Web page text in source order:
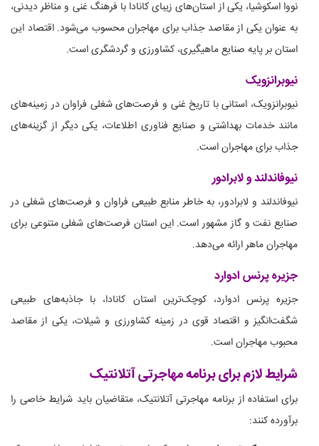
نووا اسکوشیا، یکی از استان‌های زیبای کانادا با فرهنگ غنی و مناظر دیدنی،
به عنوان یکی از مقاصد جذاب برای مهاجران محسوب می‌شود. اقتصاد این
استان بر پایه صنایع ماهیگیری، کشاورزی و گردشگری است.
نیوبرانزویک
نیوبرانزویک، استانی با تاریخ غنی و فرصت‌های شغلی فراوان در زمینه‌های
مانند خدمات بهداشتی و صنایع فناوری اطلاعات، یکی دیگر از گزینه‌های
جذاب برای مهاجران است.
نیوفاندلند و لابرادور
نیوفاندلند و لابرادور، به خاطر منابع طبیعی فراوان و فرصت‌های شغلی در
صنایع نفت و گاز مشهور است. این استان فرصت‌های شغلی متنوعی برای
مهاجران ماهر ارائه می‌دهد.
جزیره پرنس ادوارد
جزیره پرنس ادوارد، کوچک‌ترین استان کانادا، با جاذبه‌های طبیعی
شگفت‌انگیز و اقتصاد قوی در زمینه کشاورزی و شیلات، یکی از مقاصد
محبوب مهاجران است.
شرایط لازم برای برنامه مهاجرتی آتلانتیک
برای استفاده از برنامه مهاجرتی آتلانتیک، متقاضیان باید شرایط خاصی را
برآورده کنند: